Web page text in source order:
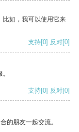
比如，我可以使用它来
支持[0] 反对[0]
支持[0] 反对[0]
的朋友一起交流。